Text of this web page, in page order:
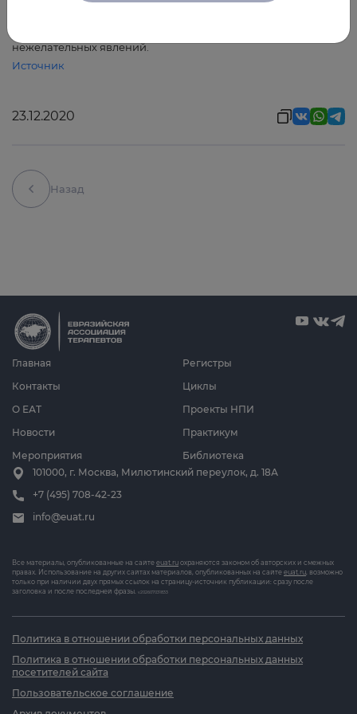
нежелательных явлений.
Источник
23.12.2020
Назад
Главная
О ЕАТ
Новости
Мероприятия
Циклы
Проекты НПИ
Практикум
Библиотека
Регистры
Контакты
101000, г. Москва, Милютинский переулок, д. 18А
+7 (495) 708-42-23
info@euat.ru
Все материалы, опубликованные на сайте euat.ru охраняются законом об авторских и смежных
правах. Использование на других сайтах материалов, опубликованных на сайте euat.ru, возможно
только при наличии двух прямых ссылок на страницу-источник публикации: сразу после
заголовка и после последней фразы. v202607031833
Политика в отношении обработки персональных данных
Политика в отношении обработки персональных данных
посетителей сайта
Пользовательское соглашение